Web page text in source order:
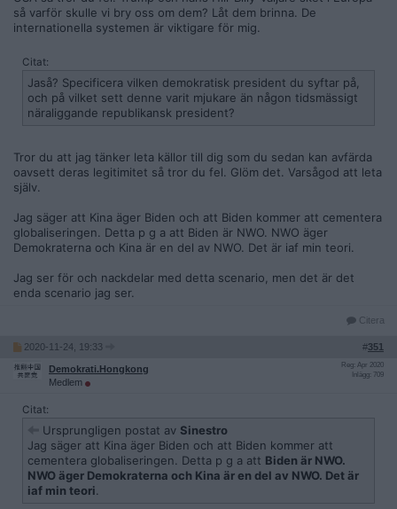
så varför skulle vi bry oss om dem? Låt dem brinna. De
internationella systemen är viktigare för mig.
Citat:
Jaså? Specificera vilken demokratisk president du syftar på,
och på vilket sett denne varit mjukare än någon tidsmässigt
näraliggande republikansk president?
Tror du att jag tänker leta källor till dig som du sedan kan avfärda
oavsett deras legitimitet så tror du fel. Glöm det. Varsågod att leta
själv.
Jag säger att Kina äger Biden och att Biden kommer att cementera
globaliseringen. Detta p g a att Biden är NWO. NWO äger
Demokraterna och Kina är en del av NWO. Det är iaf min teori.
Jag ser för och nackdelar med detta scenario, men det är det
enda scenario jag ser.
Citera
2020-11-24, 19:33 #351
Demokrati.Hongkong
Medlem
Reg: Apr 2020
Inlägg: 709
Citat:
Ursprungligen postat av Sinestro
Jag säger att Kina äger Biden och att Biden kommer att
cementera globaliseringen. Detta p g a att Biden är NWO.
NWO äger Demokraterna och Kina är en del av NWO. Det är
iaf min teori